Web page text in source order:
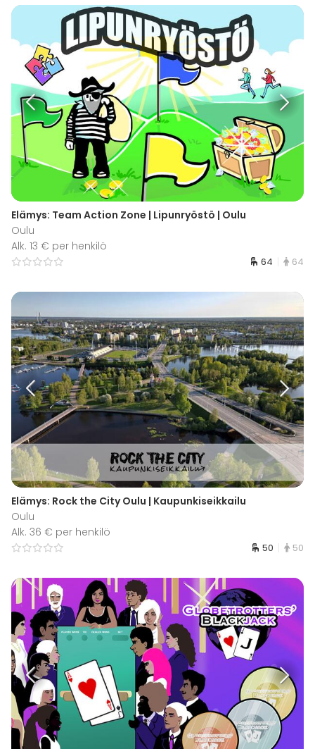
Elämys: Team Action Zone | Lipunryöstö | Oulu
Oulu
Alk. 13 € per henkilö
64 64
Elämys: Rock the City Oulu | Kaupunkiseikkailu
Oulu
Alk. 36 € per henkilö
50 50